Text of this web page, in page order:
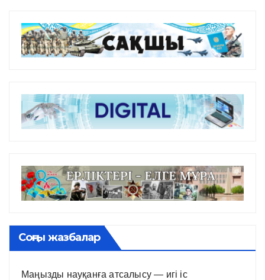
Соңғы жазбалар
Маңызды науқанға атсалысу — игі іс